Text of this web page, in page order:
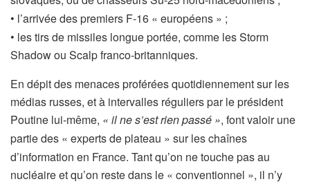
• l’arrivée des premiers F-16 « européens » ;
• les tirs de missiles longue portée, comme les Storm
Shadow ou Scalp franco-britanniques.
En dépit des menaces proférées quotidiennement sur les
médias russes, et à intervalles réguliers par le président
Poutine lui-même, « il ne s’est rien passé », font valoir une
partie des « experts de plateau » sur les chaînes
d’information en France. Tant qu’on ne touche pas au
nucléaire et qu’on reste dans le « conventionnel », il n’y